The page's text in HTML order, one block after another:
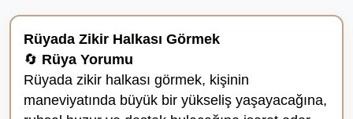
Rüyada Zikir Halkası Görmek
🔄 Rüya Yorumu
Rüyada zikir halkası görmek, kişinin
maneviyatında büyük bir yükseliş yaşayacağına,